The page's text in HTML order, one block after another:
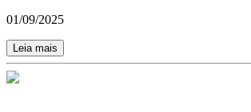
01/09/2025
Leia mais